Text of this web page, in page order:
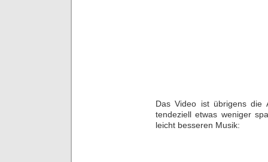
Das Video ist übrigens die
tendeziell etwas weniger
leicht besseren Musik: